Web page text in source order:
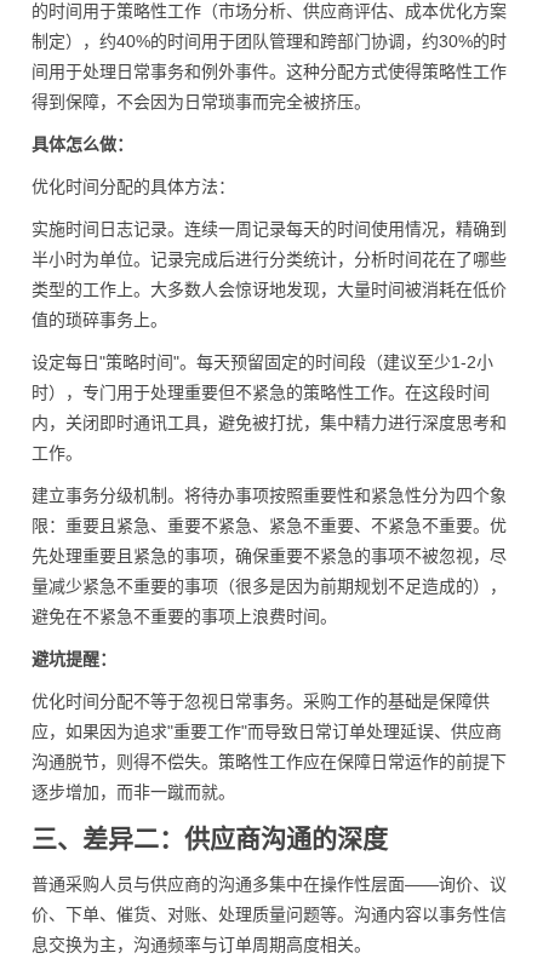
的时间用于策略性工作（市场分析、供应商评估、成本优化方案
制定），约40%的时间用于团队管理和跨部门协调，约30%的时
间用于处理日常事务和例外事件。这种分配方式使得策略性工作
得到保障，不会因为日常琐事而完全被挤压。
具体怎么做：
优化时间分配的具体方法：
实施时间日志记录。连续一周记录每天的时间使用情况，精确到
半小时为单位。记录完成后进行分类统计，分析时间花在了哪些
类型的工作上。大多数人会惊讶地发现，大量时间被消耗在低价
值的琐碎事务上。
设定每日"策略时间"。每天预留固定的时间段（建议至少1-2小
时），专门用于处理重要但不紧急的策略性工作。在这段时间
内，关闭即时通讯工具，避免被打扰，集中精力进行深度思考和
工作。
建立事务分级机制。将待办事项按照重要性和紧急性分为四个象
限：重要且紧急、重要不紧急、紧急不重要、不紧急不重要。优
先处理重要且紧急的事项，确保重要不紧急的事项不被忽视，尽
量减少紧急不重要的事项（很多是因为前期规划不足造成的），
避免在不紧急不重要的事项上浪费时间。
避坑提醒：
优化时间分配不等于忽视日常事务。采购工作的基础是保障供
应，如果因为追求"重要工作"而导致日常订单处理延误、供应商
沟通脱节，则得不偿失。策略性工作应在保障日常运作的前提下
逐步增加，而非一蹴而就。
三、差异二：供应商沟通的深度
普通采购人员与供应商的沟通多集中在操作性层面——询价、议
价、下单、催货、对账、处理质量问题等。沟通内容以事务性信
息交换为主，沟通频率与订单周期高度相关。